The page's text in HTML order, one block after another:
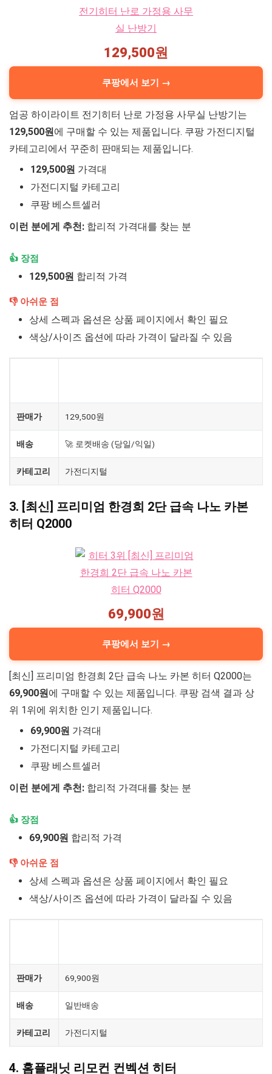
129,500원
쿠팡에서 보기 →
엄공 하이라이트 전기히터 난로 가정용 사무실 난방기는
129,500원에 구매할 수 있는 제품입니다. 쿠팡 가전디지털
카테고리에서 꾸준히 판매되는 제품입니다.
129,500원 가격대
가전디지털 카테고리
쿠팡 베스트셀러
이런 분에게 추천: 합리적 가격대를 찾는 분
👍 장점
129,500원 합리적 가격
👎 아쉬운 점
상세 스펙과 옵션은 상품 페이지에서 확인 필요
색상/사이즈 옵션에 따라 가격이 달라질 수 있음
판매가 129,500원
배송 🚀 로켓배송 (당일/익일)
카테고리 가전디지털
3. [최신] 프리미엄 한경희 2단 급속 나노 카본
히터 Q2000
69,900원
쿠팡에서 보기 →
[최신] 프리미엄 한경희 2단 급속 나노 카본 히터 Q2000는
69,900원에 구매할 수 있는 제품입니다. 쿠팡 검색 결과 상
위 1위에 위치한 인기 제품입니다.
69,900원 가격대
가전디지털 카테고리
쿠팡 베스트셀러
이런 분에게 추천: 합리적 가격대를 찾는 분
👍 장점
69,900원 합리적 가격
👎 아쉬운 점
상세 스펙과 옵션은 상품 페이지에서 확인 필요
색상/사이즈 옵션에 따라 가격이 달라질 수 있음
판매가 69,900원
배송 일반배송
카테고리 가전디지털
4. 홈플래닛 리모컨 컨벡션 히터